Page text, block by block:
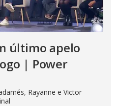
último apelo
| Power
Rayanne e Victor